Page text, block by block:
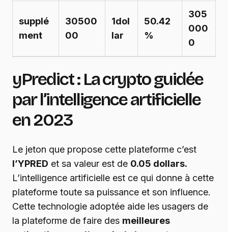
supplé
ment
30500
00
1dol
lar
50.42
%
305
000
0
yPredict : La crypto guidée
par l’intelligence artificielle
en 2023
Le jeton que propose cette plateforme c’est
l’YPRED et sa valeur est de 0.05 dollars.
L’intelligence artificielle est ce qui donne à cette
plateforme toute sa puissance et son influence.
Cette technologie adoptée aide les usagers de
la plateforme de faire des meilleures